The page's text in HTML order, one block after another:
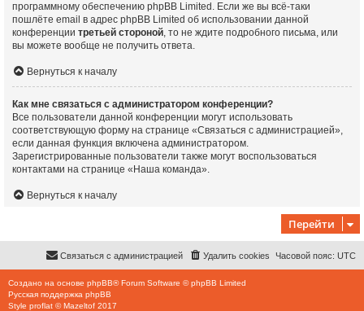
программному обеспечению phpBB Limited. Если же вы всё-таки
пошлёте email в адрес phpBB Limited об использовании данной
конференции третьей стороной, то не ждите подробного письма, или
вы можете вообще не получить ответа.
Вернуться к началу
Как мне связаться с администратором конференции?
Все пользователи данной конференции могут использовать
соответствующую форму на странице «Связаться с администрацией»,
если данная функция включена администратором.
Зарегистрированные пользователи также могут воспользоваться
контактами на странице «Наша команда».
Вернуться к началу
Перейти
Часовой пояс: UTC
Удалить cookies
Связаться с администрацией
Создано на основе phpBB® Forum Software © phpBB Limited
Русская поддержка phpBB
Style proflat ©Mazeltof 2017